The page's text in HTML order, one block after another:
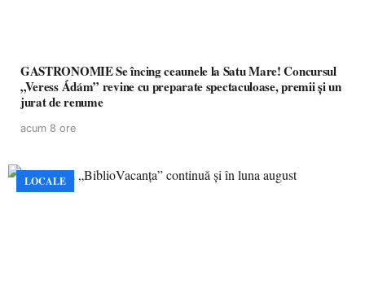
GASTRONOMIE Se încing ceaunele la Satu Mare! Concursul
„Veress Ádám” revine cu preparate spectaculoase, premii și un
jurat de renume
acum 8 ore
LOCALE